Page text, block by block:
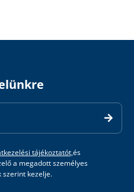
tájékoztatót,és
a megadott személyes
kezelje.